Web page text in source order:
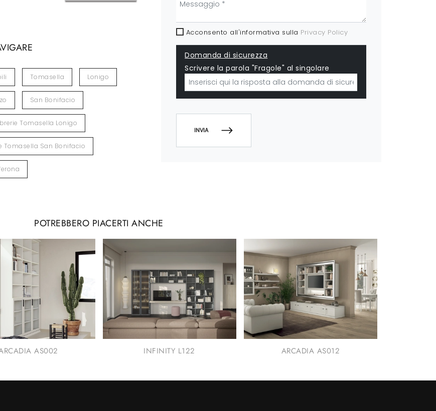
Tomasella Lonigo
San Bonifacio
Tomasella Lonigo
Tomasella San Bonifacio
Acconsento all'informativa sulla Privacy Policy
Domanda di sicurezza
Scrivere la parola "Fragole" al singolare
INVIA
POTREBBERO PIACERTI ANCHE
AS002 INFINITY L122 ARCADIA AS012